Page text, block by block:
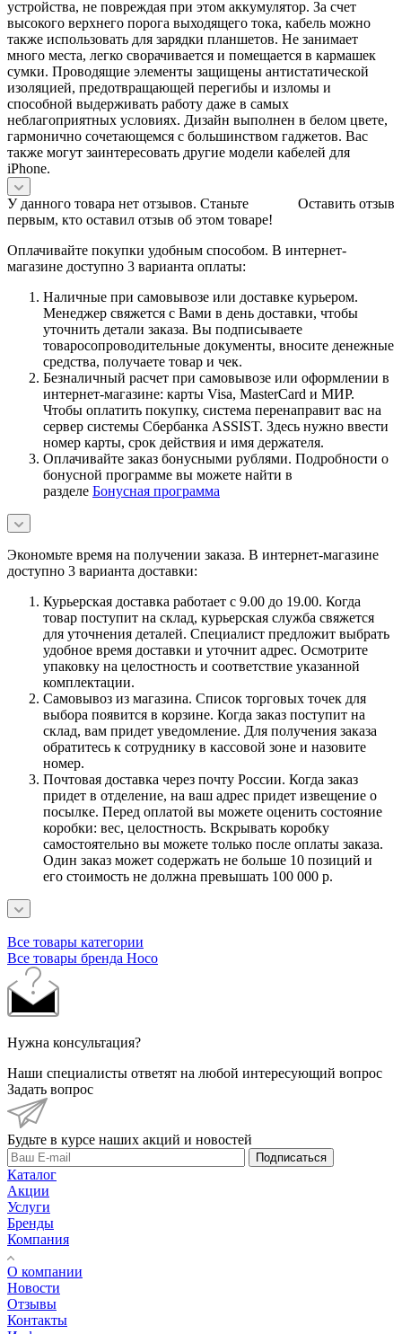
устройства, не повреждая при этом аккумулятор. За счет
высокого верхнего порога выходящего тока, кабель можно
также использовать для зарядки планшетов. Не занимает
много места, легко сворачивается и помещается в кармашек
сумки. Проводящие элементы защищены антистатической
изоляцией, предотвращающей перегибы и изломы и
способной выдерживать работу даже в самых
неблагоприятных условиях. Дизайн выполнен в белом цвете,
гармонично сочетающемся с большинством гаджетов. Вас
также могут заинтересовать другие модели кабелей для
iPhone.
Оставить отзыв
У данного товара нет отзывов. Станьте
первым, кто оставил отзыв об этом товаре!
Оплачивайте покупки удобным способом. В интернет-
магазине доступно 3 варианта оплаты:
Наличные при самовывозе или доставке курьером.
Менеджер свяжется с Вами в день доставки, чтобы
уточнить детали заказа. Вы подписываете
товаросопроводительные документы, вносите денежные
средства, получаете товар и чек.
Безналичный расчет при самовывозе или оформлении в
интернет-магазине: карты Visa, MasterCard и МИР.
Чтобы оплатить покупку, система перенаправит вас на
сервер системы Сбербанка ASSIST. Здесь нужно ввести
номер карты, срок действия и имя держателя.
Оплачивайте заказ бонусными рублями. Подробности о
бонусной программе вы можете найти в
разделе Бонусная программа
Экономьте время на получении заказа. В интернет-магазине
доступно 3 варианта доставки:
Курьерская доставка работает с 9.00 до 19.00. Когда
товар поступит на склад, курьерская служба свяжется
для уточнения деталей. Специалист предложит выбрать
удобное время доставки и уточнит адрес. Осмотрите
упаковку на целостность и соответствие указанной
комплектации.
Самовывоз из магазина. Список торговых точек для
выбора появится в корзине. Когда заказ поступит на
склад, вам придет уведомление. Для получения заказа
обратитесь к сотруднику в кассовой зоне и назовите
номер.
Почтовая доставка через почту России. Когда заказ
придет в отделение, на ваш адрес придет извещение о
посылке. Перед оплатой вы можете оценить состояние
коробки: вес, целостность. Вскрывать коробку
самостоятельно вы можете только после оплаты заказа.
Один заказ может содержать не больше 10 позиций и
его стоимость не должна превышать 100 000 р.
Все товары категории
Все товары бренда Hoco
Нужна консультация?
Наши специалисты ответят на любой интересующий вопрос
Задать вопрос
Будьте в курсе наших акций и новостей
Подписаться
Каталог
Акции
Услуги
Бренды
Компания
О компании
Новости
Отзывы
Контакты